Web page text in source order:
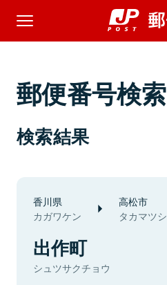
郵便番号検索
検索結果
香川県
カガワケン
高松市
タカマツシ
出作町
シュツサクチョウ